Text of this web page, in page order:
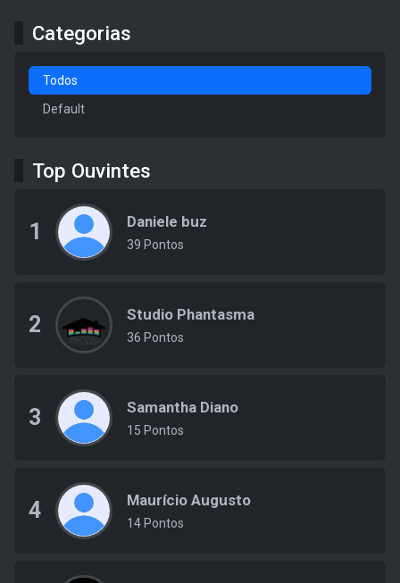
Categorias
Todos
Default
Top Ouvintes
1 Daniele buz
39 Pontos
2 Studio Phantasma
36 Pontos
3 Samantha Diano
15 Pontos
4 Maurício Augusto
14 Pontos